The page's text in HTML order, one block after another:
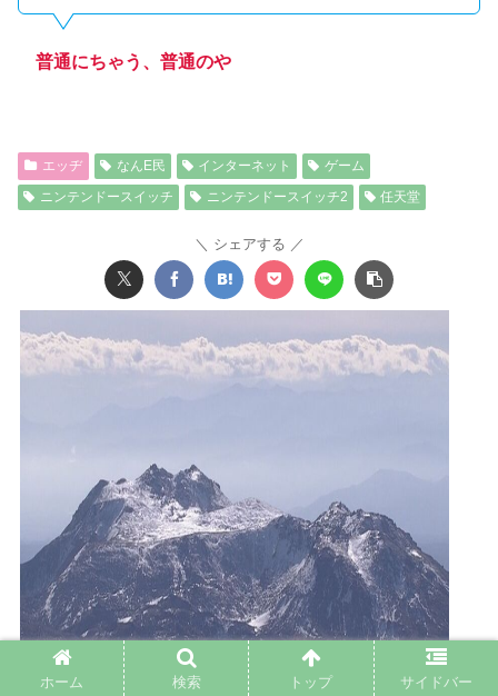
普通にちゃう、普通のや
エッヂ なんE民 インターネット
ゲーム
ニンテンドースイッチ
ニンテンドースイッチ2 任天堂
シェアする
ホーム 検索 トップ サイドバー